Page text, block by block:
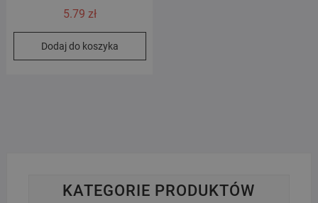
5.79 zł
Dodaj do koszyka
KATEGORIE PRODUKTÓW